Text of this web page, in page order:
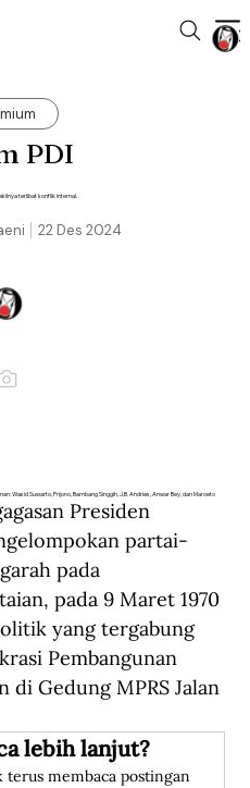
PDI
terlibat konflik internal.
22 Des 2024
Wasid Suwarto, Prijono, Bambang Singgih, J.B. Andries, Anwar Bey, dan Maroeto
Presiden
partai-
pada
pada 9 Maret 1970
yang tergabung
Pembangunan
di Gedung MPRS Jalan
lebih lanjut?
membaca postingan